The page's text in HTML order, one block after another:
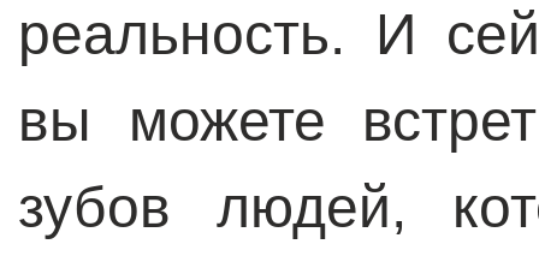
реальность. И
вы можете
зубов людей,